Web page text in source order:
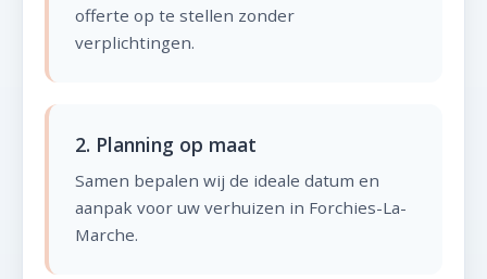
offerte op te stellen zonder
verplichtingen.
2. Planning op maat
Samen bepalen wij de ideale datum en
aanpak voor uw verhuizen in Forchies-La-
Marche.